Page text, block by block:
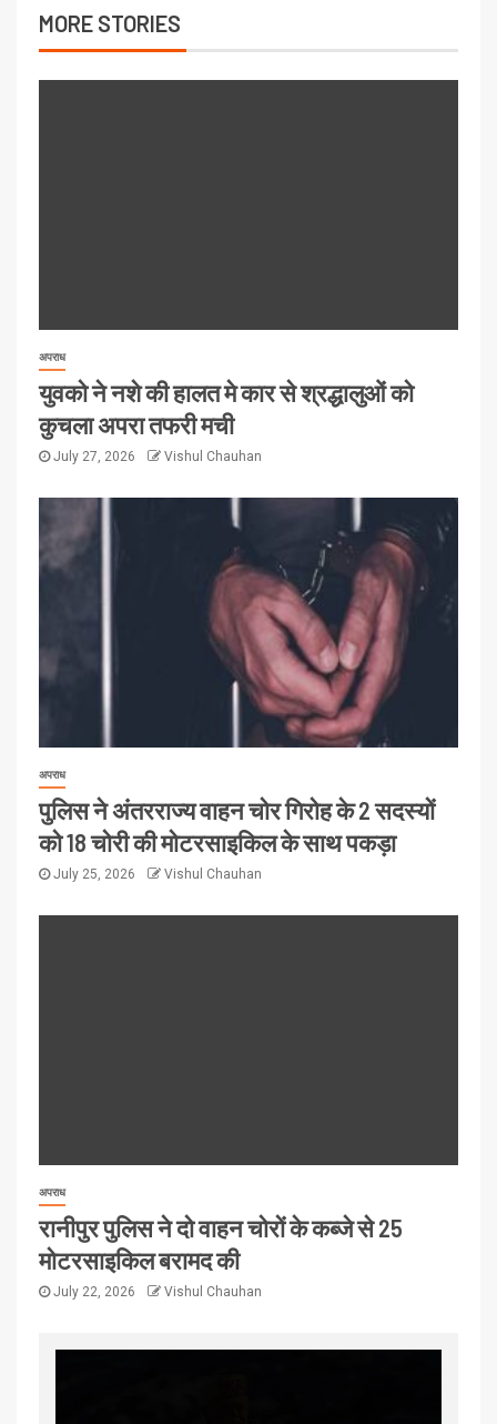
MORE STORIES
अपराध
युवको ने नशे की हालत मे कार से श्रद्धालुओं को
कुचला अपरा तफरी मची
July 27, 2026 Vishul Chauhan
अपराध
पुलिस ने अंतरराज्य वाहन चोर गिरोह के 2 सदस्यों
को 18 चोरी की मोटरसाइकिल के साथ पकड़ा
July 25, 2026 Vishul Chauhan
अपराध
रानीपुर पुलिस ने दो वाहन चोरों के कब्जे से 25
मोटरसाइकिल बरामद की
July 22, 2026 Vishul Chauhan